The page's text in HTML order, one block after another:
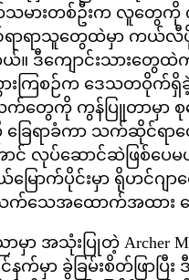
သမားတစ်ဦးက လူတွေ
ာရာသူတွေထဲမှာ ကယ်လီဖို
တယ်။ ဒီကျောင်းသားတွ
လွှားကြစဉ်က ဒေသတဝို
တွေကို ကွန်ပြူတာမှာ စုဆ
ခြေရာခံကာ သက်ဆိုင်ရ
င် လုပ်ဆောင်ဆဲဖြစ်ပေ
မြောက်ပိုင်းမှာ ရိုဟင်ဂျ
က်သေအထောက်အထား ဖ
မှာ အသုံးပြုတဲ့ Archer
နက်မှာ ခွဲခြမ်းစိတ်ဖြာ